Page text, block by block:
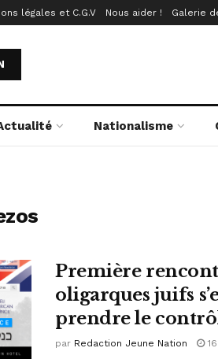
légales et C.G.V Nous aider ! Galerie
Nationalisme
Première
oligarques juifs
prendre le
par Redaction Jeune Nation 16